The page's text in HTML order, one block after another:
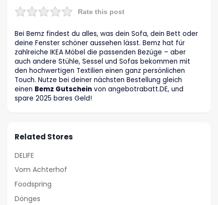
Rate this post
Bei Bemz findest du alles, was dein Sofa, dein Bett oder
deine Fenster schöner aussehen lässt. Bemz hat für
zahlreiche IKEA Möbel die passenden Bezüge – aber
auch andere Stühle, Sessel und Sofas bekommen mit
den hochwertigen Textilien einen ganz persönlichen
Touch. Nutze bei deiner nächsten Bestellung gleich
einen Bemz Gutschein von angebotrabatt.DE, und
spare 2025 bares Geld!
Related Stores
DELIFE
Vom Achterhof
Foodspring
Dönges